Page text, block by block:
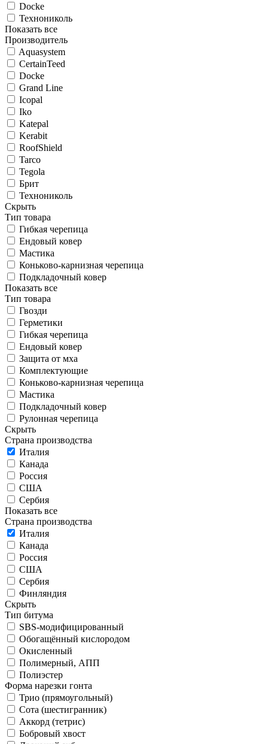
Docke
Технониколь
Показать все
Производитель
Aquasystem
CertainTeed
Docke
Grand Line
Icopal
Iko
Katepal
Kerabit
RoofShield
Tarco
Tegola
Брит
Технониколь
Скрыть
Тип товара
Гибкая черепица
Ендовый ковер
Мастика
Коньково-карнизная черепица
Подкладочный ковер
Показать все
Тип товара
Гвозди
Герметики
Гибкая черепица
Ендовый ковер
Защита от мха
Комплектующие
Коньково-карнизная черепица
Мастика
Подкладочный ковер
Рулонная черепица
Скрыть
Страна производства
Италия
Канада
Россия
США
Сербия
Показать все
Страна производства
Италия
Канада
Россия
США
Сербия
Финляндия
Скрыть
Тип битума
SBS-модифицированный
Обогащённый кислородом
Окисленный
Полимерный, АПП
Полиэстер
Форма нарезки гонта
Трио (прямоугольный)
Сота (шестигранник)
Аккорд (тетрис)
Бобровый хвост